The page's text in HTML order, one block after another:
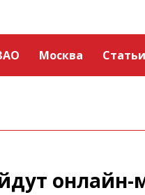
Москва Статьи
онлайн-